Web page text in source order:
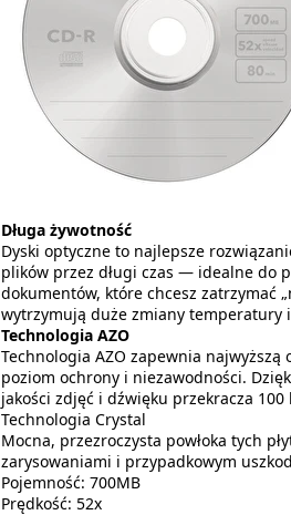
Długa żywotność
Dyski optyczne to najlepsze
plików przez długi czas — idealne do
dokumentów, które chcesz zatrzymać
wytrzymują duże zmiany temperatury
Technologia AZO
Technologia AZO zapewnia
poziom ochrony i niezawodności.
jakości zdjęć i dźwięku przekracza 100
Technologia Crystal
Mocna, przezroczysta powłoka tych
zarysowaniami i przypadkowym
Pojemność: 700MB
Prędkość: 52x